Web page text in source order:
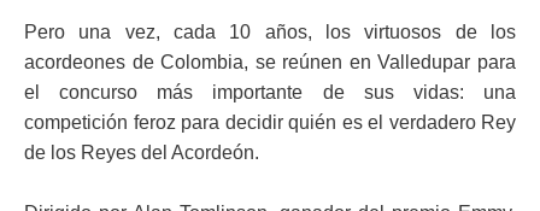
Pero una vez, cada 10 años, los virtuosos de los
acordeones de Colombia, se reúnen en Valledupar para
el concurso más importante de sus vidas: una
competición feroz para decidir quién es el verdadero Rey
de los Reyes del Acordeón.